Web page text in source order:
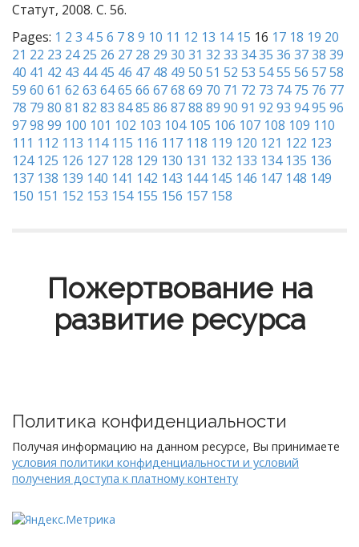
Статут, 2008. С. 56.
Pages: 1 2 3 45 6 78 9 10 11 12 13 14 15 16 17 18 19 20
21 22 23 24 25 26 27 28 29 30 31 32 33 3435 36 3738 39
40 41 42 43 44 45 46 47 48 49 50 51 52 53 5455 56 5758
59 60 61 62 63 6465 66 6768 69 70 71 72 73 74 75 76 77
78 79 80 81 82 83 8485 86 8788 89 90 91 92 93 9495 96
9798 99 100 101 102 103 104 105 106 107 108 109 110
111 112 113 114 115 116 117 118 119 120 121 122 123
124 125 126 127 128 129 130 131 132 133 134 135 136
137 138 139 140 141 142 143 144 145 146 147 148 149
150 151 152 153 154 155 156 157 158
Пожертвование на
развитие ресурса
Политика конфиденциальности
Получая информацию на данном ресурсе, Вы принимаете
условия политики конфиденциальности и условий
получения доступа к платному контенту